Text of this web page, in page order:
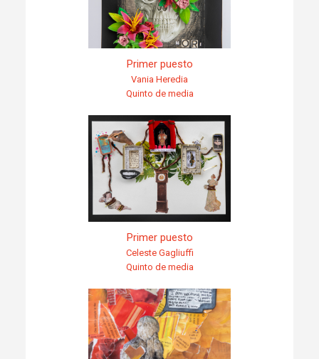
Primer puesto
Vania Heredia
Quinto de media
Primer puesto
Celeste Gagliuffi
Quinto de media